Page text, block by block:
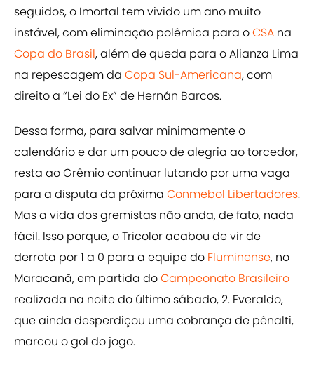
seguidos, o Imortal tem vivido um ano muito
instável, com eliminação polêmica para oCSA na
Copa do Brasil, além de queda para o Alianza Lima
na repescagem da Copa Sul-Americana, com
direito a “Lei do Ex” de Hernán Barcos.
Dessa forma, para salvar minimamente o
calendário e dar um pouco de alegria ao torcedor,
resta ao Grêmio continuar lutando por uma vaga
para a disputa da próxima Conmebol Libertadores.
Mas a vida dos gremistas não anda, de fato, nada
fácil. Isso porque, o Tricolor acabou de vir de
derrota por 1 a 0 para a equipe do Fluminense, no
Maracanã, em partida doCampeonato Brasileiro
realizada na noite do último sábado, 2. Everaldo,
que ainda desperdiçou uma cobrança de pênalti,
marcou o gol do jogo.